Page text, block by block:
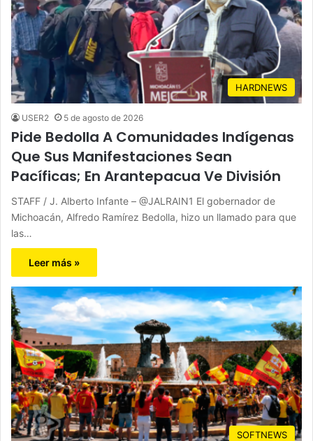
HARDNEWS
USER2 5 de agosto de 2026
Pide Bedolla A Comunidades Indígenas
Que Sus Manifestaciones Sean
Pacíficas; En Arantepacua Ve División
STAFF / J. Alberto Infante – @JALRAIN1 El gobernador de
Michoacán, Alfredo Ramírez Bedolla, hizo un llamado para que
las…
Leer más »
SOFTNEWS